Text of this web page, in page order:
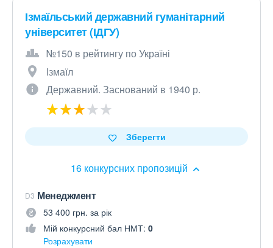
Ізмаїльський державний гуманітарний
університет (ІДГУ)
№150 в рейтингу по Україні
Ізмаїл
Державний. Заснований в 1940 р.
16 конкурсних пропозицій
Зберегти
D3 Менеджмент
53 400 грн. за рік
Мій конкурсний бал НМТ: 0
Розрахувати